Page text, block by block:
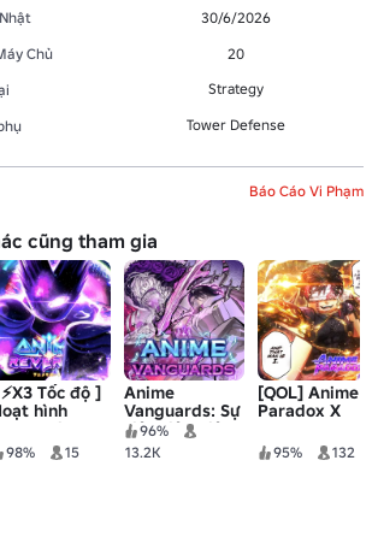
30/6/2026
Chủ
20
Strategy
Tower Defense
Báo Cáo Vi Phạm
cũng tham gia
Tốc độ ]
hình
ngược lại
98% 15
Anime
Vanguards: Sự
kiện tiêu diệt
Pt. 2
96%
13.2K
[QOL] Anime
Paradox X
95% 132